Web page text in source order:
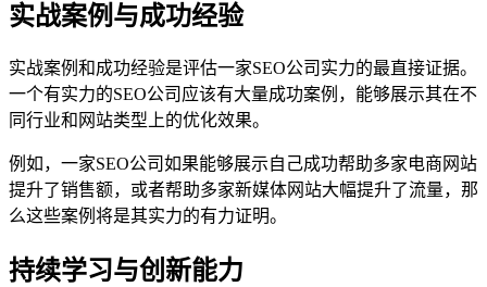
实战案例与成功经验
实战案例和成功经验是评估一家SEO公司实力的最直接证据。
一个有实力的SEO公司应该有大量成功案例，能够展示其在不
同行业和网站类型上的优化效果。
例如，一家SEO公司如果能够展示自己成功帮助多家电商网站
提升了销售额，或者帮助多家新媒体网站大幅提升了流量，那
么这些案例将是其实力的有力证明。
持续学习与创新能力